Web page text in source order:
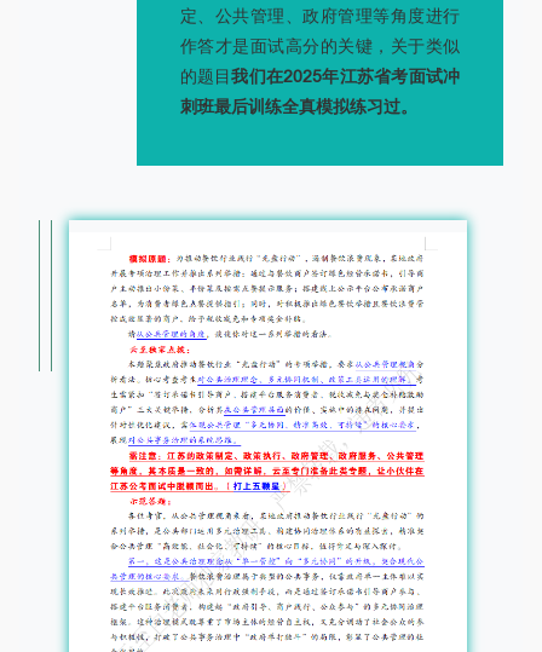
定、公共管理、政府管理等角度进行
作答才是面试高分的关键，关于类似
的题目我们在2025年江苏省考面试冲
刺班最后训练全真模拟练习过。